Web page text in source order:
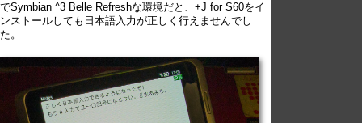
でSymbian ^3 Belle Refreshな環境だと、+J for S60をイ
ンストールしても日本語入力が正しく行えませんでし
た。